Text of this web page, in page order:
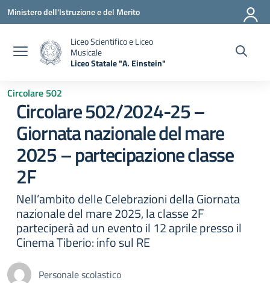
Vai ai contenuti
Vai al menu di navigazione
Vai al footer
Ministero dell'Istruzione e del Merito
Liceo Scientifico e Liceo
Musicale
Liceo Statale "A. Einstein"
Circolare 502
Circolare 502/2024-25 –
Giornata nazionale del mare
2025 – partecipazione classe
2F
Nell’ambito delle Celebrazioni della Giornata
nazionale del mare 2025, la classe 2F
parteciperà ad un evento il 12 aprile presso il
Cinema Tiberio: info sul RE
Personale scolastico